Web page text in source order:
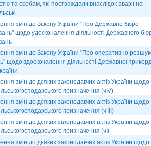
та особам, які постраждали внаслідок аварії на
змін до Закону України "Про Державне бюро
щодо удосконалення діяльності Державного
змін до Закону України "Про оперативно-
щодо вдосконалення діяльності Державної
змін до деяких законодавчих актів України щодо
призначення (чІV)
змін до деяких законодавчих актів України щодо
призначення (ч ІІІ)
змін до деяких законодавчих актів України щодо
призначення (чІ)
змін до деяких законодавчих актів України щодо